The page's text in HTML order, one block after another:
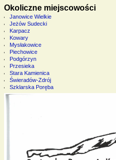
Okoliczne miejscowości
Janowice Wielkie
Jeżów Sudecki
Karpacz
Kowary
Mysłakowice
Piechowice
Podgórzyn
Przesieka
Stara Kamienica
Świeradów-Zdrój
Szklarska Poręba